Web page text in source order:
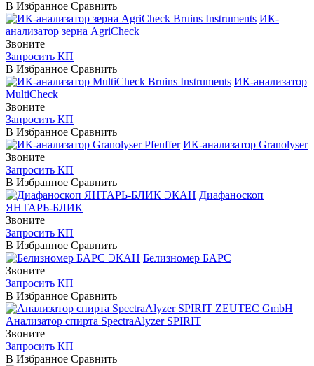
В Избранное Сравнить
Bruins Instruments ИК-
анализатор зерна AgriCheck
Звоните
Запросить КП
В Избранное Сравнить
Bruins Instruments ИК-анализатор
MultiСheck
Звоните
Запросить КП
В Избранное Сравнить
Pfeuffer ИК-анализатор Granolyser
Звоните
Запросить КП
В Избранное Сравнить
ЭКАН Диафаноскоп
ЯНТАРЬ-БЛИК
Звоните
Запросить КП
В Избранное Сравнить
ЭКАН Белизномер БАРС
Звоните
Запросить КП
В Избранное Сравнить
ZEUTEC GmbH
Анализатор спирта SpectraAlyzer SPIRIT
Звоните
Запросить КП
В Избранное Сравнить